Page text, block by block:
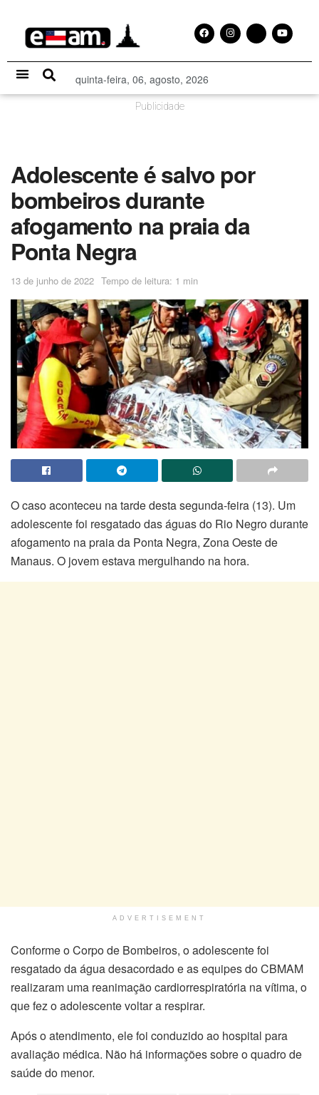
quinta-feira, 06, agosto, 2026
Publicidade
Adolescente é salvo por
bombeiros durante
afogamento na praia da
Ponta Negra
13 de junho de 2022 Tempo de leitura: 1 min
O caso aconteceu na tarde desta segunda-feira (13). Um
adolescente foi resgatado das águas do Rio Negro durante
afogamento na praia da Ponta Negra, Zona Oeste de
Manaus. O jovem estava mergulhando na hora.
ADVERTISEMENT
Conforme o Corpo de Bombeiros, o adolescente foi
resgatado da água desacordado e as equipes do CBMAM
realizaram uma reanimação cardiorrespiratória na vítima, o
que fez o adolescente voltar a respirar.
Após o atendimento, ele foi conduzido ao hospital para
avaliação médica. Não há informações sobre o quadro de
saúde do menor.